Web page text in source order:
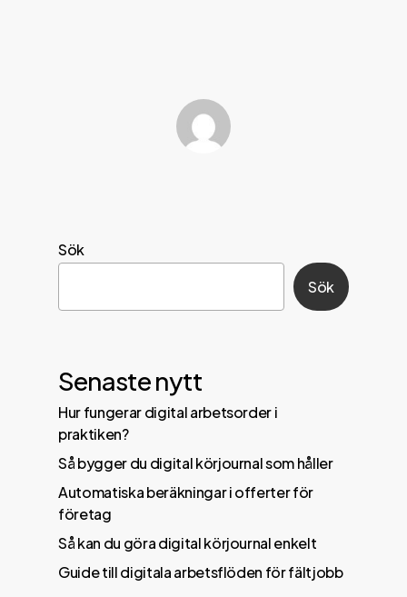
Sök
Sök
Senaste nytt
Hur fungerar digital arbetsorder i
praktiken?
Så bygger du digital körjournal som håller
Automatiska beräkningar i offerter för
företag
Så kan du göra digital körjournal enkelt
Guide till digitala arbetsflöden för fältjobb